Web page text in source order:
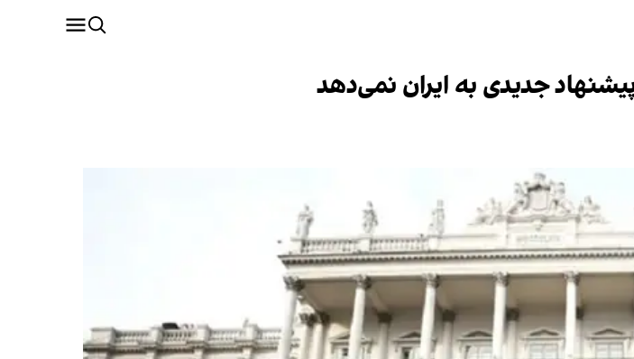
پیشنهاد جدیدی به ایران نمی‌دهد